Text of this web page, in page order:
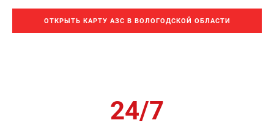
ОТКРЫТЬ КАРТУ АЗС В ВОЛОГОДСКОЙ ОБЛАСТИ
24/7